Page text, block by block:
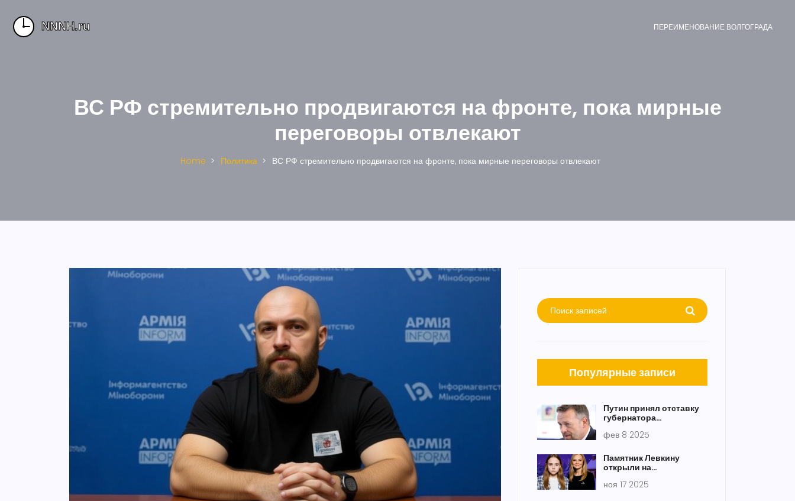
ПЕРЕИМЕНОВАНИЕ ВОЛГОГРАДА
ВС РФ стремительно продвигаются на фронте, пока мирные
переговоры отвлекают
Home Политика ВС РФ стремительно продвигаются на фронте, пока мирные переговоры отвлекают
Популярные записи
Путин принял отставку
губернатора
Андрея Никитина
фев 8 2025
Памятник Левкину
открыли на
дочери вспомнили его
ноя 17 2025